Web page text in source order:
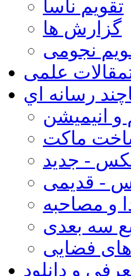
تقویم ناسا
گزارش ها
نجومی
مقالات علمی
چند رسانه اي
و انیمیشن
ماکت
- جدید
- قدیمی
و مصاحبه
سه بعدی
فضایی
و دانلود